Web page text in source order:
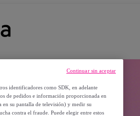
identificadores como SDK, en adelante
de pedidos e información proporcionada en
su pantalla de televisión) y medir su
contra el fraude. Puede elegir entre estos
Continuar sin aceptar